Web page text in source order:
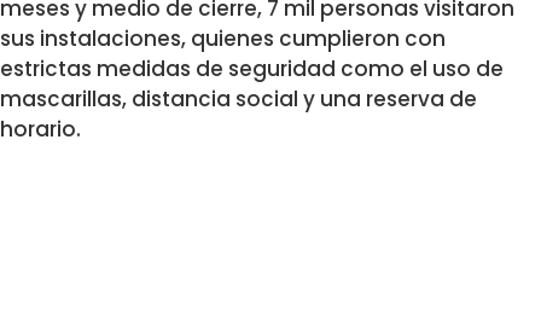
meses y medio de cierre, 7 mil personas visitaron
sus instalaciones, quienes cumplieron con
estrictas medidas de seguridad como el uso de
mascarillas, distancia social y una reserva de
horario.